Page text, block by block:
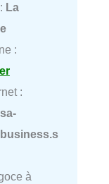
La
:
:
à